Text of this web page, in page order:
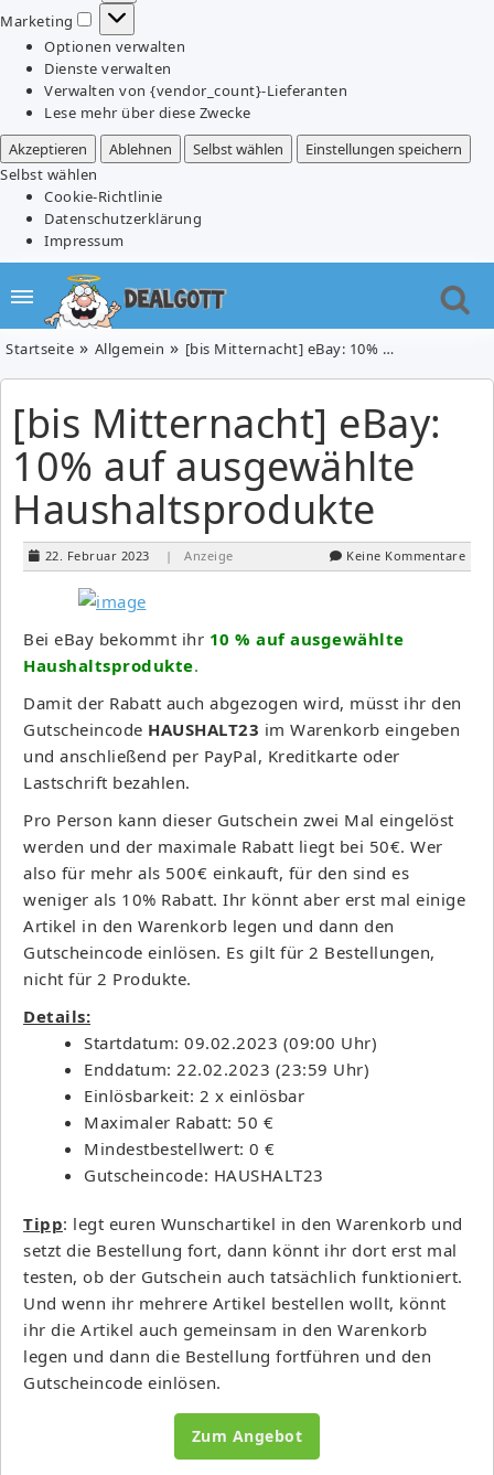
Marketing
Marketing
Optionen verwalten
Dienste verwalten
Verwalten von {vendor_count}-Lieferanten
Lese mehr über diese Zwecke
Akzeptieren
Ablehnen Selbst wählen
Einstellungen speichern
Selbst wählen
Cookie-Richtlinie
Datenschutzerklärung
Impressum
Startseite Allgemein [bis Mitternacht] eBay: 10% auf ausgewählte Haushaltsprodukte
[bis Mitternacht] eBay:
10% auf ausgewählte
Haushaltsprodukte
22. Februar 2023 | Anzeige Keine Kommentare
Bei eBay bekommt ihr 10 % auf ausgewählte
Haushaltsprodukte.
Damit der Rabatt auch abgezogen wird, müsst ihr den
Gutscheincode HAUSHALT23 im Warenkorb eingeben
und anschließend per PayPal, Kreditkarte oder
Lastschrift bezahlen.
Pro Person kann dieser Gutschein zwei Mal eingelöst
werden und der maximale Rabatt liegt bei 50€. Wer
also für mehr als 500€ einkauft, für den sind es
weniger als 10% Rabatt. Ihr könnt aber erst mal einige
Artikel in den Warenkorb legen und dann den
Gutscheincode einlösen. Es gilt für 2 Bestellungen,
nicht für 2 Produkte.
Details:
Startdatum: 09.02.2023 (09:00 Uhr)
Enddatum: 22.02.2023 (23:59 Uhr)
Einlösbarkeit: 2 x einlösbar
Maximaler Rabatt: 50 €
Mindestbestellwert: 0 €
Gutscheincode: HAUSHALT23
Tipp: legt euren Wunschartikel in den Warenkorb und
setzt die Bestellung fort, dann könnt ihr dort erst mal
testen, ob der Gutschein auch tatsächlich funktioniert.
Und wenn ihr mehrere Artikel bestellen wollt, könnt
ihr die Artikel auch gemeinsam in den Warenkorb
legen und dann die Bestellung fortführen und den
Gutscheincode einlösen.
Zum Angebot